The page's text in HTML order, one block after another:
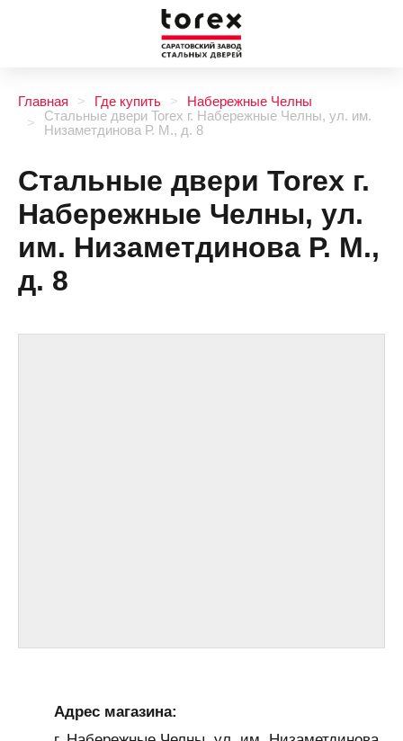
Главная Где купить
Набережные Челны
Стальные двери Torex г. Набережные Челны, ул. им.
Низаметдинова Р. М., д. 8
Стальные двери Torex г.
Набережные Челны, ул.
им. Низаметдинова Р. М.,
д. 8
Адрес магазина: